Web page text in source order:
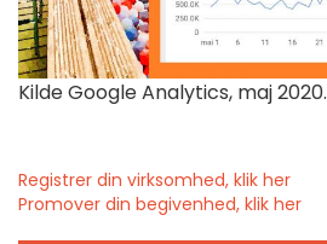
Kilde Google Analytics, maj 2020.
Registrer din virksomhed, klik her
Promover din begivenhed, klik her